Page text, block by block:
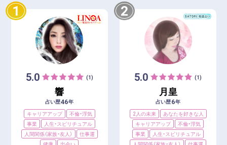
1
5.0 (1)
響
占い歴46年
キャリアアップ
不倫・浮気
事業
人生・スピリチュアル
人間関係（家族・友人）
仕事運
2
5.0 (1)
月皇
占い歴6年
2人の未来
あなたを好きな人
キャリアアップ
不倫・浮気
事業
人生・スピリチュアル